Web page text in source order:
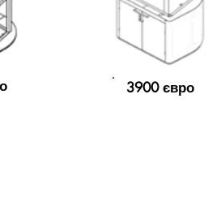
3900 євро